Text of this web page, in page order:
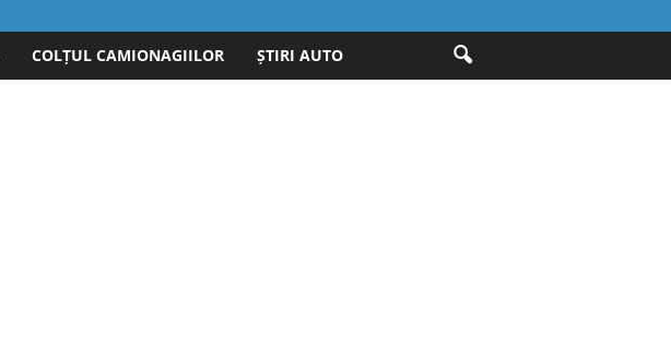
COLȚUL CAMIONAGIILOR ȘTIRI AUTO